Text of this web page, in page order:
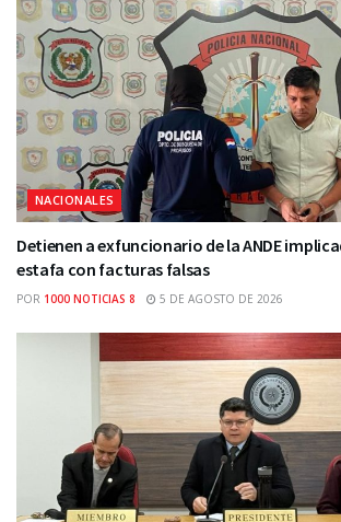
NACIONALES
Detienen a exfuncionario de la ANDE
estafa con facturas falsas
POR 1000 NOTICIAS 8 5 DE AGOSTO DE 2026